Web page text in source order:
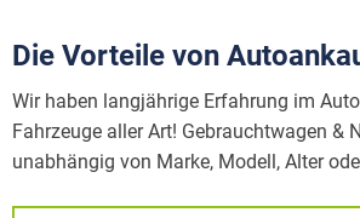
Die Vorteile von
Wir haben langjährige Erfahrung im
Fahrzeuge aller Art! Gebrauchtwagen &
unabhängig von Marke, Modell, Alter